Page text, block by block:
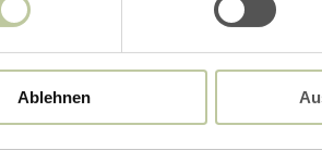
Ablehnen